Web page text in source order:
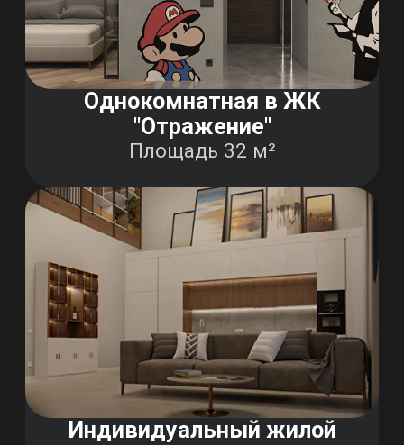
Индивидуальный жилой
дом
Площадь 290 м²
3-х комнатная квартира
В доме 1972г. постройки.
Площадь 83 м²